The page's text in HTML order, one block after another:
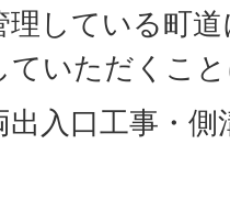
理している町
ていただくこ
入口工事・